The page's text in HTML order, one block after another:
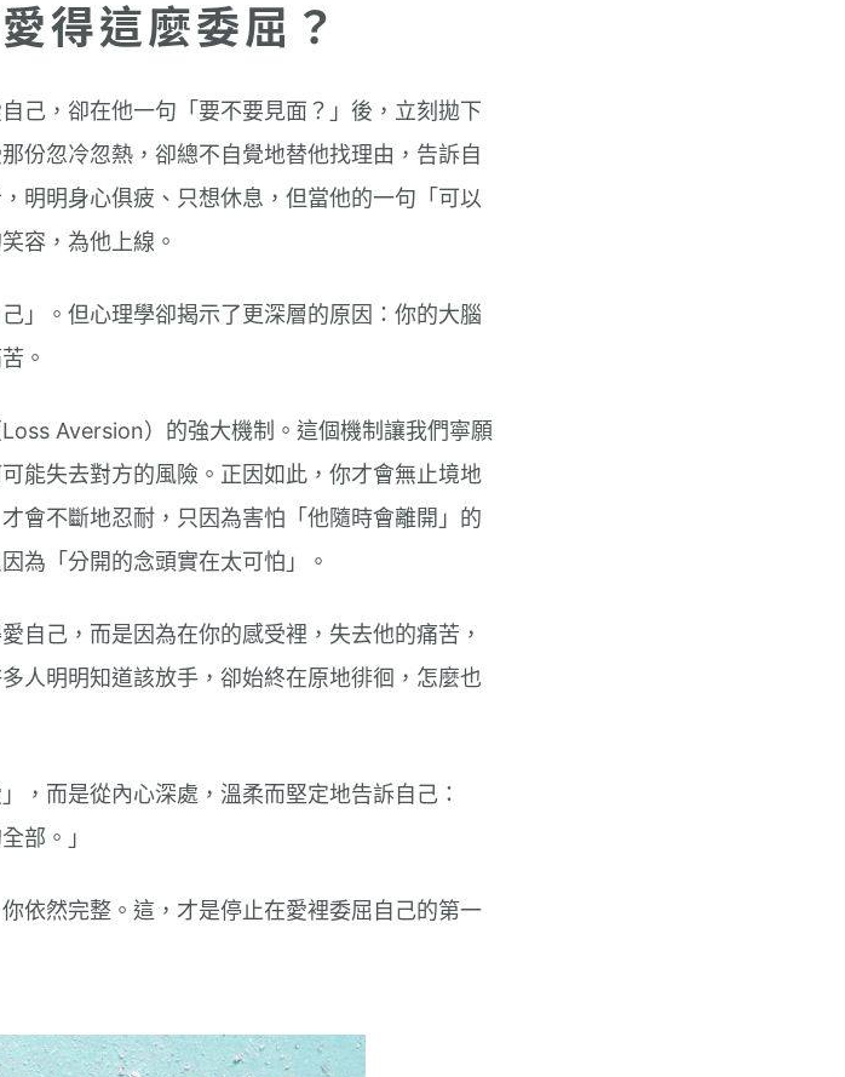
得這麼委屈？
己，卻在他一句「要不要見面？」後，立刻拋下
份忽冷忽熱，卻總不自覺地替他找理由，告訴自
明明身心俱疲、只想休息，但當他的一句「可以
容，為他上線。
」。但心理學卻揭示了更深層的原因：你的大腦
。
Aversion）的強大機制。這個機制讓我們寧願
能失去對方的風險。正因如此，你才會無止境地
會不斷地忍耐，只因為害怕「他隨時會離開」的
為「分開的念頭實在太可怕」。
自己，而是因為在你的感受裡，失去他的痛苦，
人明明知道該放手，卻始終在原地徘徊，怎麼也
，而是從內心深處，溫柔而堅定地告訴自己：
部。」
依然完整。這，才是停止在愛裡委屈自己的第一